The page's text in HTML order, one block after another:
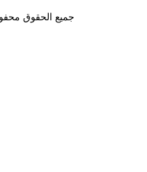
جميع الحقوق محفوظة